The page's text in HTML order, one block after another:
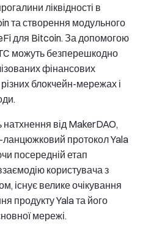
ліквідності в
та створення модульного
для Bitcoin. За допомогою
можуть безперешкодно
фінансових
блокчейн-мережах і
натхнення від MakerDAO,
ланцюжковий протокол Yala
посередній етап
користувача з
існує велике очікування
продукту Yala та його
мережі.